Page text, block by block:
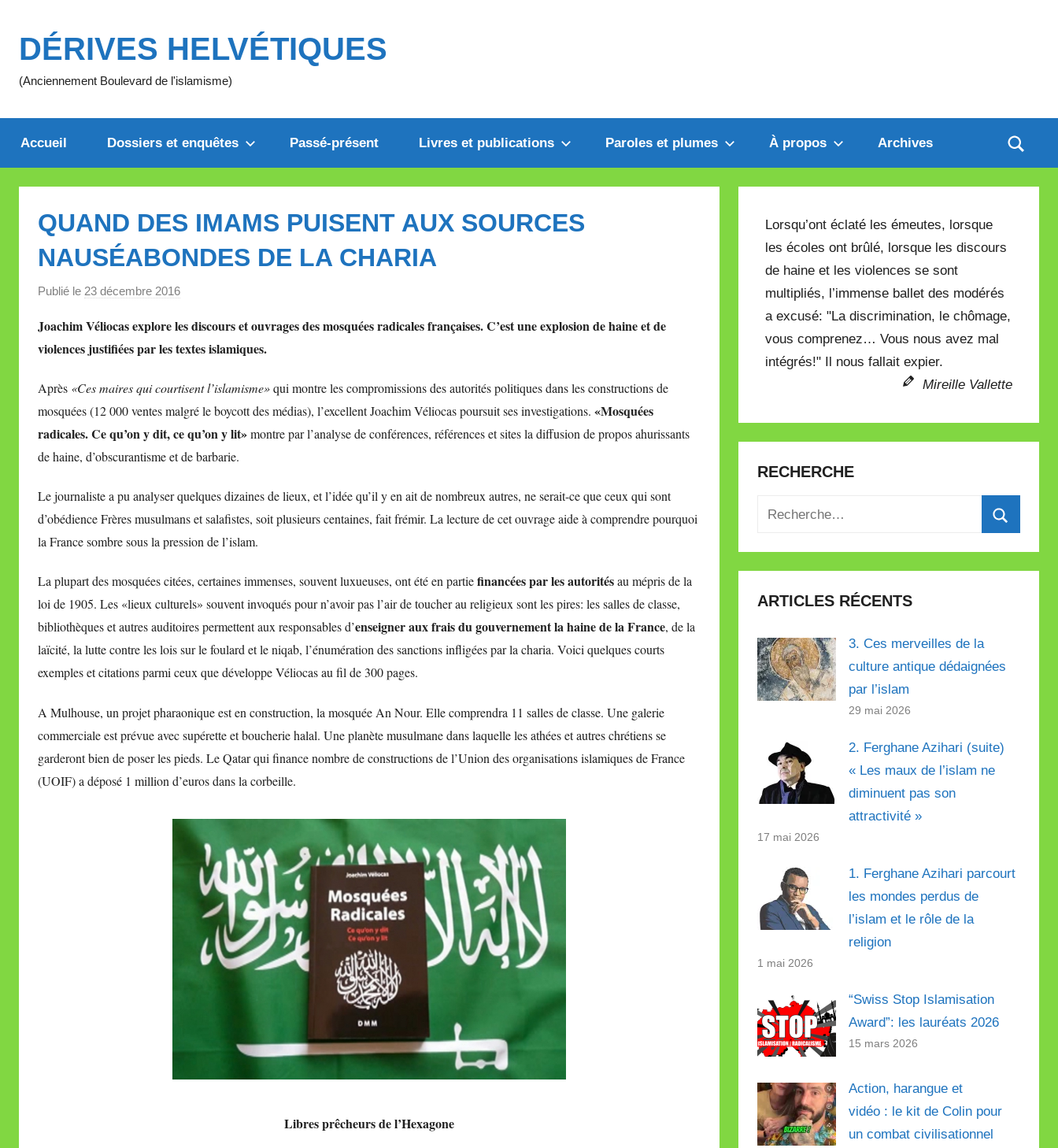
contenu
DÉRIVES HELVÉTIQUES
(Anciennement Boulevard de l'islamisme)
Accueil Dossiers et enquêtes Passé-présent Livres et publications Paroles et plumes À propos Archives
QUAND DES IMAMS PUISENT AUX SOURCES
NAUSÉABONDES DE LA CHARIA
Publié le 23 décembre 2016
r
M
r
e
i
l
e
V
l
Joachim Véliocas explore les discours et ouvrages des mosquées radicales françaises. C’est une explosion de haine et de
violences justifiées par les textes islamiques.
Après «Ces maires qui courtisent l’islamisme»qui montre les compromissions des autorités politiques dans les constructions de
mosquées (12 000 ventes malgré le boycott des médias), l’excellent Joachim Véliocas poursuit ses investigations. «Mosquées
radicales. Ce qu’on y dit, ce qu’on y lit»montre par l’analyse de conférences, références et sites la diffusion de propos ahurissants
de haine, d’obscurantisme et de barbarie.
Le journaliste a pu analyser quelques dizaines de lieux, et l’idée qu’il y en ait de nombreux autres, ne serait-ce que ceux qui sont
d’obédience Frères musulmans et salafistes, soit plusieurs centaines, fait frémir. La lecture de cet ouvrage aide à comprendre pourquoi
la France sombre sous la pression de l’islam.
La plupart des mosquées citées, certaines immenses, souvent luxueuses, ont été en partiefinancées par les autoritésau mépris de la
loi de 1905. Les «lieux culturels» souvent invoqués pour n’avoir pas l’air de toucher au religieux sont les pires: les salles de classe,
bibliothèques et autres auditoires permettent aux responsables d’enseigner aux frais du gouvernement la haine de la France, de la
laïcité, la lutte contre les lois sur le foulard et le niqab, l’énumération des sanctions infligées par la charia. Voici quelques courts
exemples et citations parmi ceux que développe Véliocas au fil de 300 pages.
A Mulhouse, un projet pharaonique est en construction, la mosquée An Nour. Elle comprendra 11 salles de classe. Une galerie
commerciale est prévue avec supérette et boucherie halal. Une planète musulmane dans laquelle les athées et autres chrétiens se
garderont bien de poser les pieds. Le Qatar qui finance nombre de constructions de l’Union des organisations islamiques de France
(UOIF) a déposé 1 million d’euros dans la corbeille.
Libres prêcheurs de l’Hexagone
Lorsqu’ont éclaté les émeutes, lorsque
les écoles ont brûlé, lorsque les discours
de haine et les violences se sont
multipliés, l’immense ballet des modérés
a excusé: "La discrimination, le chômage,
vous comprenez… Vous nous avez mal
intégrés!" Il nous fallait expier.
Mireille Vallette
RECHERCHE
Recherche
:
ARTICLES RÉCENTS
3. Ces merveilles de la
culture antique dédaignées
par l’islam
29 mai 2026
2. Ferghane Azihari (suite)
« Les maux de l’islam ne
diminuent pas son
attractivité »
17 mai 2026
1. Ferghane Azihari parcourt
les mondes perdus de
l’islam et le rôle de la
religion
1 mai 2026
“Swiss Stop Islamisation
Award”: les lauréats 2026
15 mars 2026
Action, harangue et
vidéo : le kit de Colin pour
un combat civilisationnel